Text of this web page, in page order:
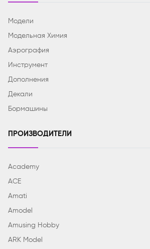
Модели
Модельная Химия
Аэрография
Инструмент
Дополнения
Декали
Бормашины
ПРОИЗВОДИТЕЛИ
Academy
ACE
Amati
Amodel
Amusing Hobby
ARK Model